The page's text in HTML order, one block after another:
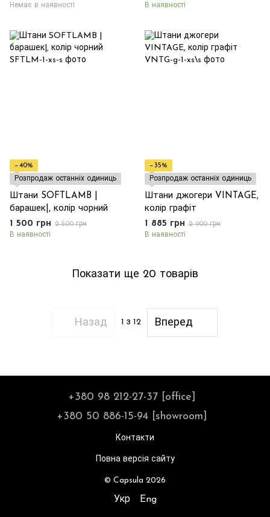
Немає в наявності
В наявності
−40%
Розпродаж останніх одиниць
Штани SOFTLAMB |
барашек|, колір чорний
1 500 грн 2 500 грн
В наявності
−35%
Розпродаж останніх одиниць
Штани джогери VINTAGE,
колір графіт
1 885 грн 2 900 грн
В наявності
Показати ще 20 товарів
Назад 1 з 12 Вперед
+380 98 212-27-37 [office]
+380 50 886-15-94 [showroom]
Контакти
Повна версія сайту
© Capsula 2026
Укр Eng